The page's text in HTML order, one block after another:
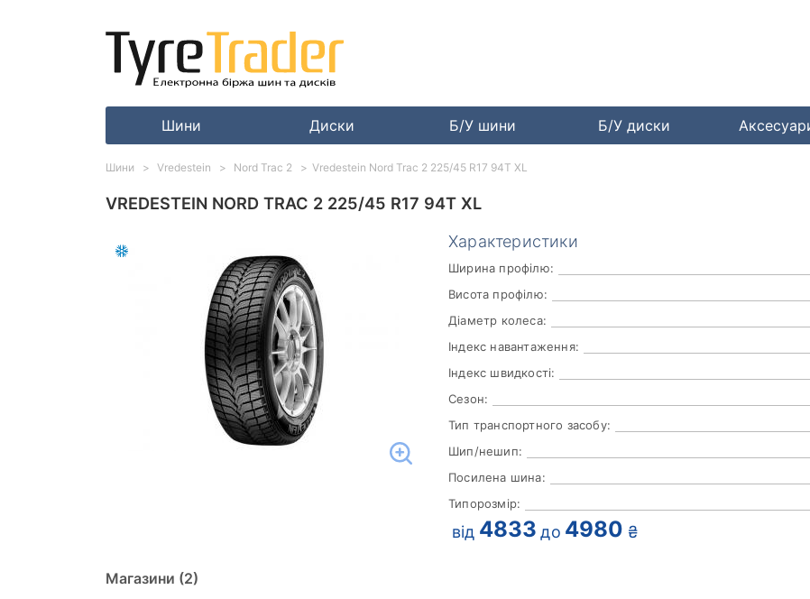
Шини Диски Б/У шини Б/У диски
VREDESTEIN NORD TRAC 2 225/45 R17 94T XL
Характеристики
Ширина профілю:
Висота профілю:
Діаметр колеса:
Індекс навантаження:
Індекс швидкості:
Сезон:
Тип транспортного засобу:
Шип/нешип:
Посилена шина:
Типорозмір:
від 4833 до 4980 ₴
Магазини (2)
Шини Vredestein Nord Trac 2 Vredestein Nord Trac 2 225/45 R17 94T XL